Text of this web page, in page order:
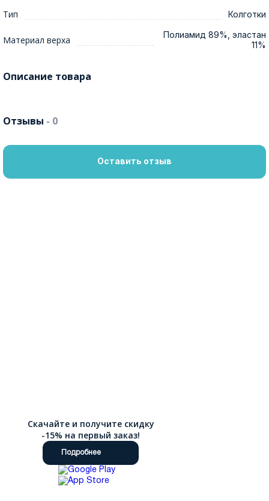
Тип Колготки
Материал верха
Полиамид 89%, эластан
11%
Описание товара
Отзывы - 0
Оставить отзыв
Скачайте и получите скидку
-15% на первый заказ!
Подробнее